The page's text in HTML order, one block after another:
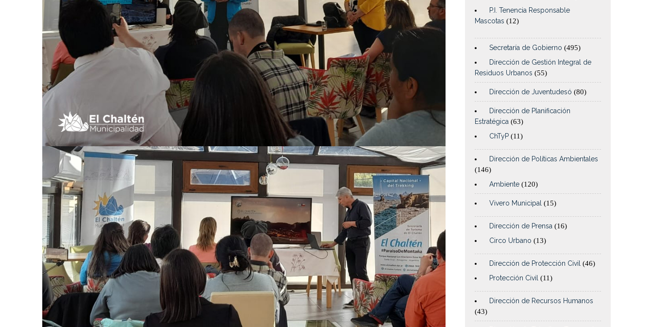
P.I. Tenencia Responsable
Mascotas (12)
Secretaría de Gobierno (495)
Dirección de Gestión Integral de
Residuos Urbanos (55)
Dirección de Juventudesó (80)
Dirección de Planificación
Estratégica (63)
ChTyP (11)
Dirección de Políticas Ambientales
(146)
Ambiente (120)
Vivero Municipal (15)
Dirección de Prensa (16)
Circo Urbano (13)
Dirección de Protección Civil (46)
Protección Civil (11)
Dirección de Recursos Humanos
(43)